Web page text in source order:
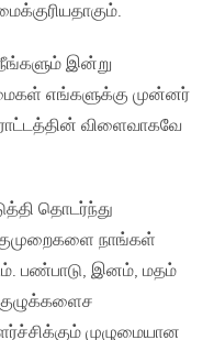
இன்று
எங்களுக்கு முன்னர்
விளைவாகவே
தொடர்ந்து
நாங்கள்
பண்பாடு, இனம், மதம்
முழுமையான